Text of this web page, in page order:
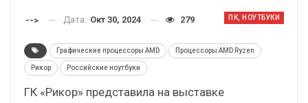
ПК, НОУТБУКИ
--> Дата: Окт 30, 2024 279
Графические процессоры AMD Процессоры AMD Ryzen
Рикор Российские ноутбуки
ГК «Рикор» представила на выставке